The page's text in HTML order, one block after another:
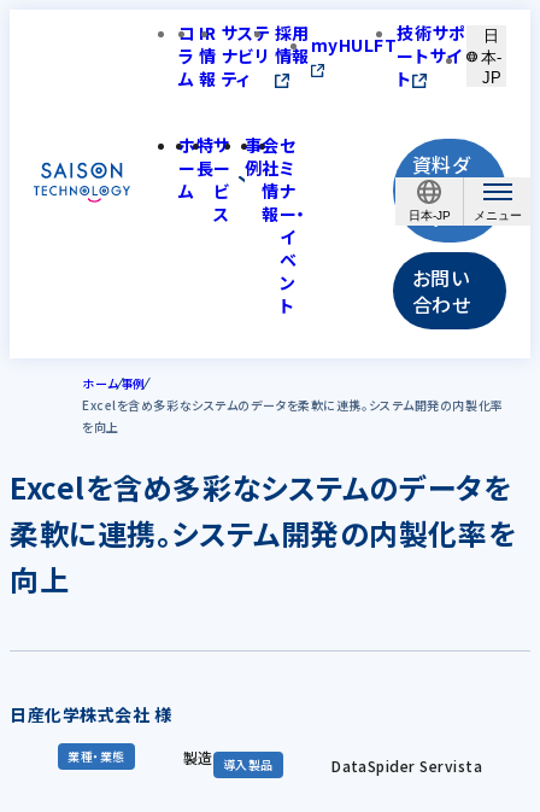
日本-JP
コ
ラ
ム
IR
情
報
サステ
ナビリ
ティ
採用
情報myHULFT技術サポ
ートサイ
ト
日
本-
JP
ホ
ー
ム
特
長
サ
ー
ビ
ス
事
例
会
社
情
報
セ
ミ
ナ
ー・
イ
ベ
ン
ト
資料ダ
ウンロ
ード
お問い
合わせ
ホーム事例
Excelを含め多彩なシステムのデータを柔軟に連携。システム開発の内製化率
を向上
Excelを含め多彩なシステムのデータを
柔軟に連携。システム開発の内製化率を
向上
日産化学株式会社 様
業種・業態 製造 導入製品 DataSpider Servista